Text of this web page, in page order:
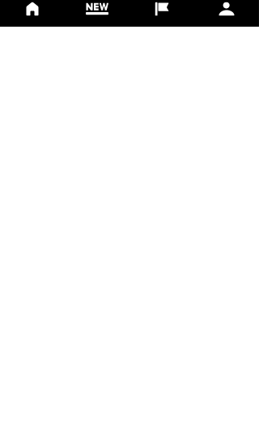
​イベント依頼
プライバシーポリシー